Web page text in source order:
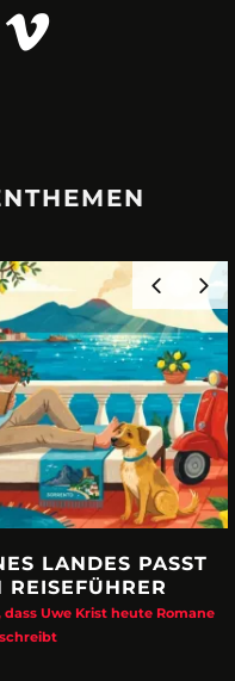
LANDES PASST
Uwe Krist heute Romane
schreibt